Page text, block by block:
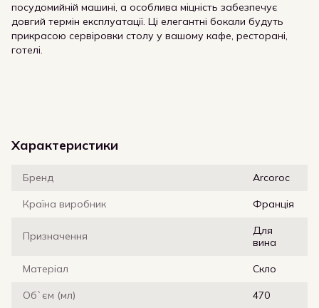
посудомийній машині, а особлива міцність забезпечує
довгий термін експлуатації. Ці елегантні бокали будуть
прикрасою сервіровки столу у вашому кафе, ресторані,
готелі.
Характеристики
Бренд Arcoroc
Країна виробник Франція
Призначення
Для
вина
Матеріал Скло
Об`єм (мл) 470